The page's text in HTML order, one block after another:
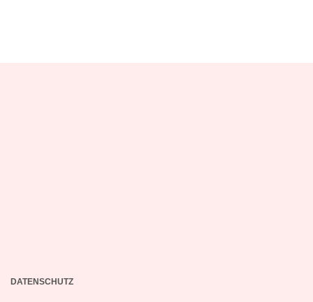
DATENSCHUTZ